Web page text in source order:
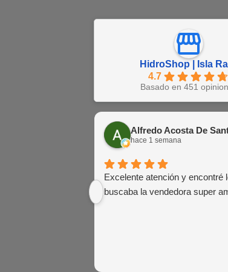
HidroShop | Isla
4.7
Basado en 451
Alfredo Acosta De
hace 1 semana
Excelente atención y encontré
buscaba la vendedora super